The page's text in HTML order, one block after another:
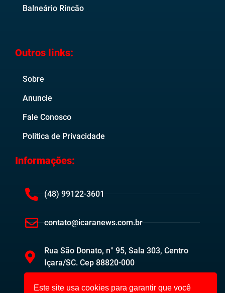
Balneário Rincão
Outros links:
Sobre
Anuncie
Fale Conosco
Politica de Privacidade
Informações:
(48) 99122-3601
contato@icaranews.com.br
Rua São Donato, n° 95, Sala 303, Centro
Içara/SC. Cep 88820-000
Este site usa cookies para garantir que você